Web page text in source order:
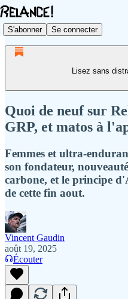
S'abonner Se connecter
Lisez sans
Quoi de neuf sur
GRP, et matos à
Femmes et ultra-
son fondateur,
carbone, et le principe
de cette fin aout.
Vincent Gaudin
août 19, 2025
Écouter